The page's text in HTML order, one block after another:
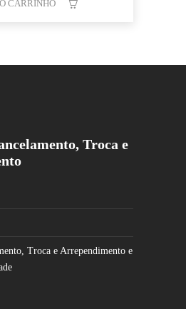
CARRINHO
Troca e
Troca e Arrependimento e